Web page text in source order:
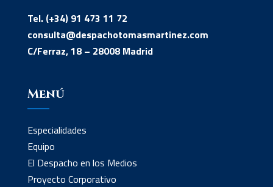
Tel. (+34) 91 473 11 72
consulta@despachotomasmartinez.com
C/Ferraz, 18 – 28008 Madrid
Menú
Especialidades
Equipo
El Despacho en los Medios
Proyecto Corporativo